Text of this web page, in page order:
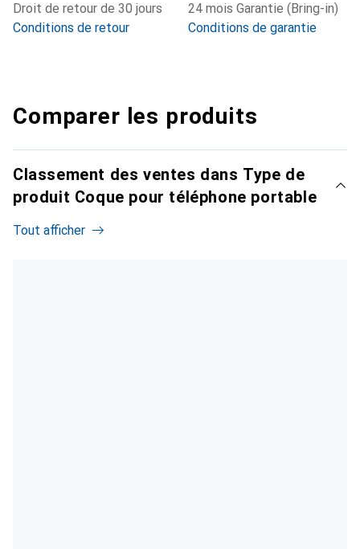
Droit de retour de 30 jours
Conditions de retour
24 mois Garantie (Bring-in)
Conditions de garantie
Comparer les produits
Classement des ventes dans Type de
produit Coque pour téléphone portable
Tout afficher